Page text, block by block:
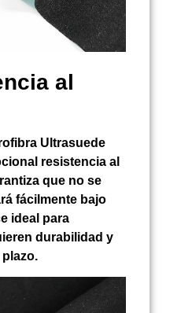
al
Ultrasuede
resistencia al
que no se
fácilmente bajo
ideal para
durabilidad y